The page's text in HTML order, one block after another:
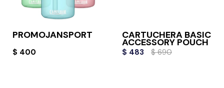
PROMOJANSPORT
$ 400
CARTUCHERA BASIC
ACCESSORY POUCH
$ 483 $ 690